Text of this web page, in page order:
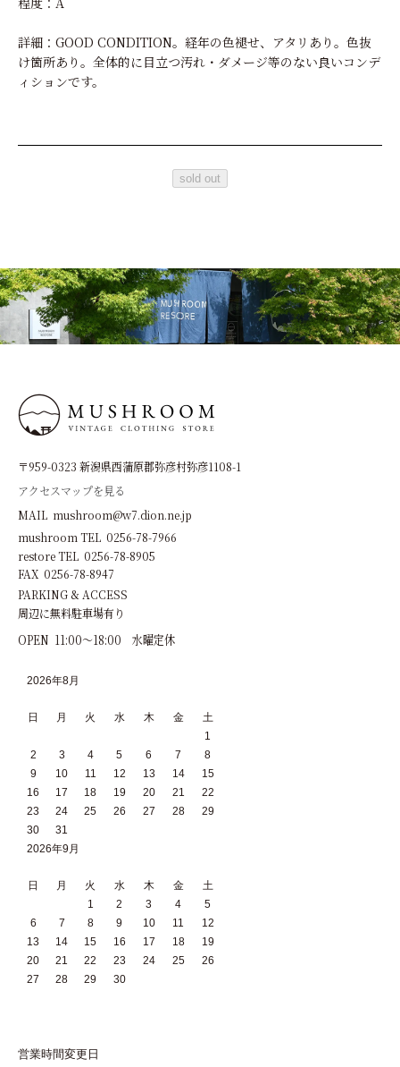
詳細：GOOD CONDITION。経年の色褪せ、アタリあり。色抜
け箇所あり。全体的に目立つ汚れ・ダメージ等のない良いコンデ
ィションです。
sold out
〒959-0323 新潟県西蒲原郡弥彦村弥彦1108-1
アクセスマップを見る
MAIL mushroom@w7.dion.ne.jp
mushroom TEL 0256-78-7966
restore TEL 0256-78-8905
FAX 0256-78-8947
PARKING & ACCESS
周辺に無料駐車場有り
OPEN 11:00～18:00 水曜定休
2026年8月
日 月 火 水 木 金
土
1
2
3 4 5 6 7
8
9
10 11 12 13 14
15
16
17 18 19 20 21
22
23
24 25 26 27 28
29
30
31
2026年9月
日 月 火 水 木 金
土
1
2 3 4
5
6
7 8 9 10 11
12
13
14 15 16 17 18
19
20
21 22 23 24 25
26
27
28 29 30
営業時間変更日